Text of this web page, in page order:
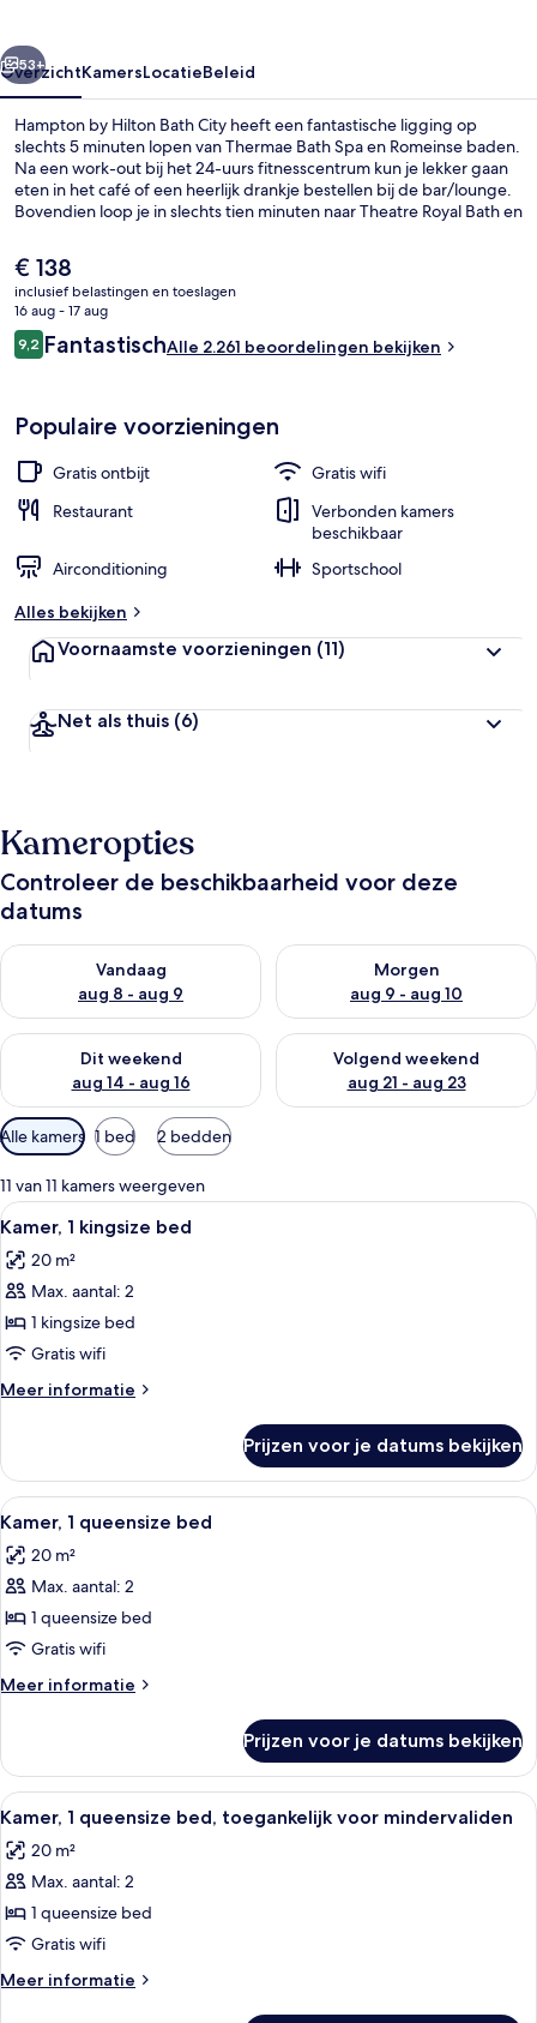
Volgende
53+
OverzichtKamersLocatieBeleid
Hampton by Hilton Bath City heeft een fantastische ligging op
slechts 5 minuten lopen van Thermae Bath Spa en Romeinse baden.
Na een work-out bij het 24-uurs fitnesscentrum kun je lekker gaan
eten in het café of een heerlijk drankje bestellen bij de bar/lounge.
Bovendien loop je in slechts tien minuten naar Theatre Royal Bath en
de comfortabele bedden en het behulpzame personeel.
De
huidige
prijs
is
€ 138
€ 138
inclusief belastingen en toeslagen
16 aug - 17 aug
Beoordelingen
9,29,2 op 10 –
FantastischAlle 2.261 beoordelingen bekijken
Populaire voorzieningen
Gratis ontbijt
Gratis wifi
Restaurant
Verbonden kamers
beschikbaar
Airconditioning
Sportschool
Alles bekijken
Voornaamste voorzieningen (11)
Net als thuis (6)
Kameropties
Controleer de beschikbaarheid voor deze
datums
Vandaag
aug 8 - aug 9
De beschikbaarheid controleren voor vanavond aug 8 - aug 9
Morgen
aug 9 - aug 10
De beschikbaarheid
Dit weekend
aug 14 - aug 16
De beschikbaarheid controleren voor dit weekend aug 14 -
Volgend weekend
aug 21 - aug 23
De beschikbaarheid
Beschikbare
filters
voor
kamers
Alle kamers 1 bed 2 bedden
11 van 11 kamers weergeven
Alle
foto's
voor
Kamer,
1
kingsize
bed
laden
Twee ingelijste kunstwerken aan
5
Kamer, 1 kingsize bed
20 m²
Max. aantal: 2
1 kingsize bed
Gratis wifi
Meer informatie
Meer
1
kingsize
bed
Prijzen voor je datums bekijken
Alle
foto's
voor
Kamer,
1
queensize
bed
laden
Twee ingelijste kunstwerken aan
7
Kamer, 1 queensize bed
20 m²
Max. aantal: 2
1 queensize bed
Gratis wifi
Meer informatie
Meer
1
queensize
bed
Prijzen voor je datums bekijken
Alle
foto's
voor
Kamer,
1
queensize
bed,
toegankelijk
Een moderne hotelkamer met een
6
Kamer, 1 queensize bed, toegankelijk voor mindervaliden
20 m²
Max. aantal: 2
1 queensize bed
Gratis wifi
Meer informatie
Meer